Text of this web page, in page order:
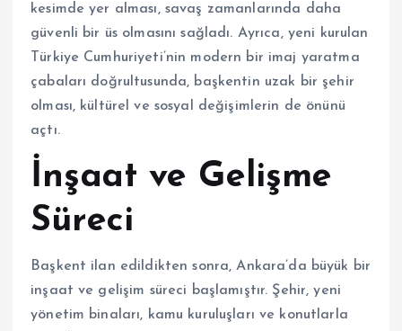
kesimde yer alması, savaş zamanlarında daha
güvenli bir üs olmasını sağladı. Ayrıca, yeni kurulan
Türkiye Cumhuriyeti’nin modern bir imaj yaratma
çabaları doğrultusunda, başkentin uzak bir şehir
olması, kültürel ve sosyal değişimlerin de önünü
açtı.
İnşaat ve Gelişme
Süreci
Başkent ilan edildikten sonra, Ankara’da büyük bir
inşaat ve gelişim süreci başlamıştır. Şehir, yeni
yönetim binaları, kamu kuruluşları ve konutlarla